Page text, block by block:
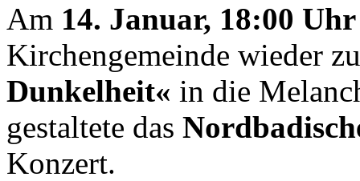
Am 14. Januar, 18:00
Kirchengemeinde wieder
Dunkelheit« in die
gestaltete das
Konzert.